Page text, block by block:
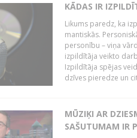
KĀDAS IR
Likums paredz, ka
mantiskās.
personību – viņa
izpildītāja veikto
Izpildītāja spējas
dzīves pieredze un
MŪZIĶI AR
SAŠUTUMAM IR